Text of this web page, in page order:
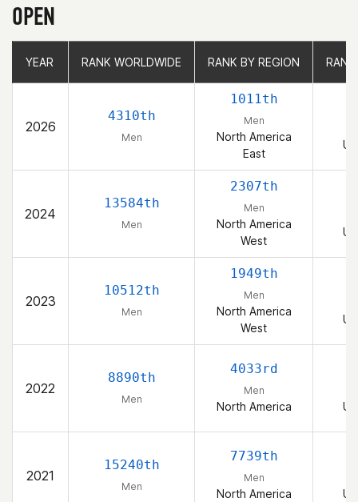
OPEN
YEAR RANK WORLDWIDE RANK BY REGION
2026
4310th
Men
1011th
Men
North America
East
2024
13584th
Men
2307th
Men
North America
West
2023
10512th
Men
1949th
Men
North America
West
2022
8890th
Men
4033rd
Men
North America
2021
15240th
Men
7739th
Men
North America
YEAR RANK WORLDWIDE RANK BY REGION